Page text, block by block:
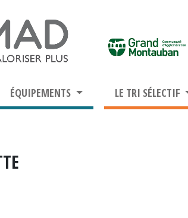
ÉQUIPEMENTS LE TRI SÉLECTIF